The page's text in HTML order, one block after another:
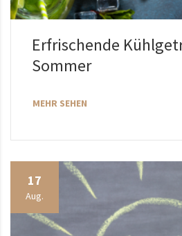
Erfrischende
Sommer
MEHR SEHEN
17
Aug.